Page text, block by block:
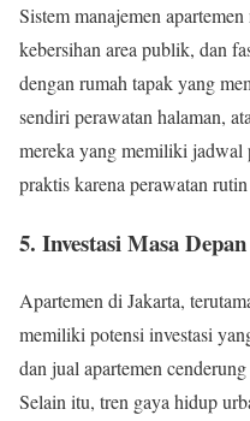
Sistem manajemen
kebersihan area publik, dan
dengan rumah tapak yang
sendiri perawatan halaman,
mereka yang memiliki jadwal
praktis karena perawatan
5. Investasi Masa Depan
Apartemen di Jakarta,
memiliki potensi investasi
dan jual apartemen
Selain itu, tren gaya hidup